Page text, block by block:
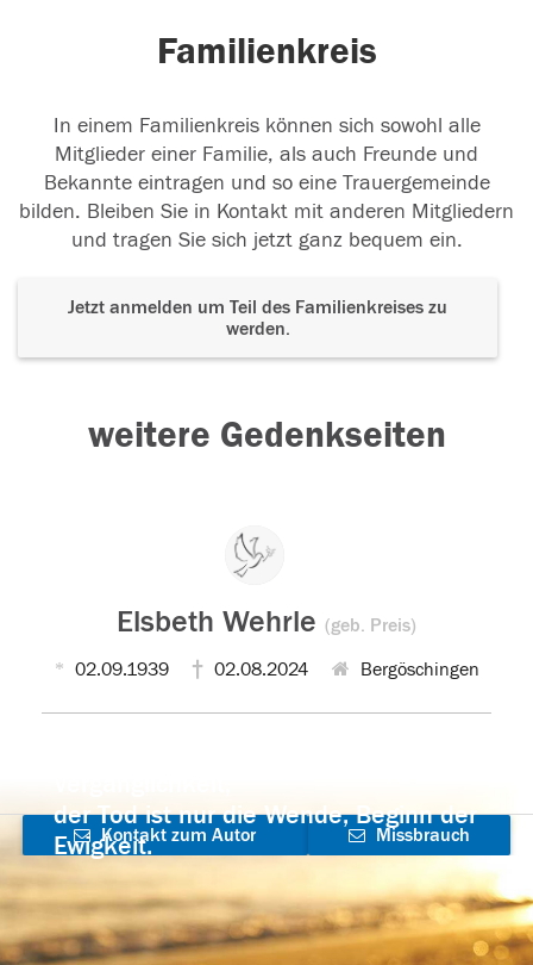
Familienkreis
In einem Familienkreis können sich sowohl alle
Mitglieder einer Familie, als auch Freunde und
Bekannte eintragen und so eine Trauergemeinde
bilden. Bleiben Sie in Kontakt mit anderen Mitgliedern
und tragen Sie sich jetzt ganz bequem ein.
Jetzt anmelden um Teil des Familienkreises zu
werden.
weitere Gedenkseiten
Elsbeth Wehrle (geb. Preis)
02.09.1939 02.08.2024 Bergöschingen
der Tod ist nur die Wende, Beginn der
Ewigkeit.
Kontakt zum Autor
aufnehmen
Missbrauch